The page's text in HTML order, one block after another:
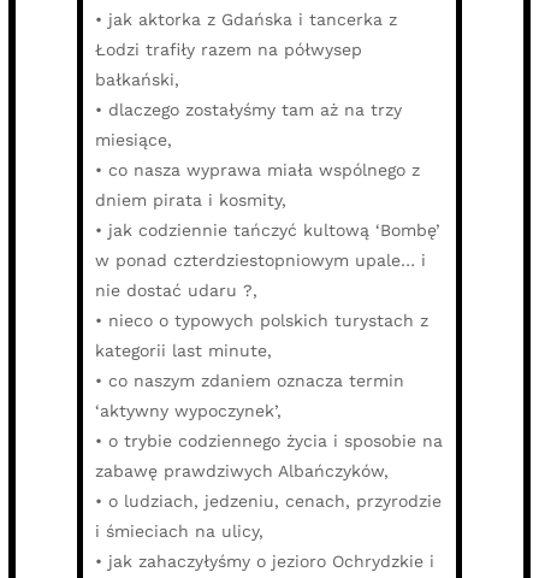
• jak aktorka z Gdańska i tancerka z
Łodzi trafiły razem na półwysep
bałkański,
• dlaczego zostałyśmy tam aż na trzy
miesiące,
• co nasza wyprawa miała wspólnego z
dniem pirata i kosmity,
• jak codziennie tańczyć kultową ‘Bombę’
w ponad czterdziestopniowym upale… i
nie dostać udaru ?,
• nieco o typowych polskich turystach z
kategorii last minute,
• co naszym zdaniem oznacza termin
‘aktywny wypoczynek’,
• o trybie codziennego życia i sposobie na
zabawę prawdziwych Albańczyków,
• o ludziach, jedzeniu, cenach, przyrodzie
i śmieciach na ulicy,
• jak zahaczyłyśmy o jezioro Ochrydzkie i